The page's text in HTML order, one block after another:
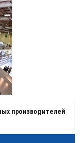
производителей